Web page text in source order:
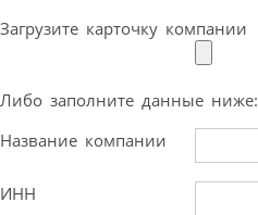
Загрузите карточку компании
Либо заполните данные ниже:
Название компании
ИНН